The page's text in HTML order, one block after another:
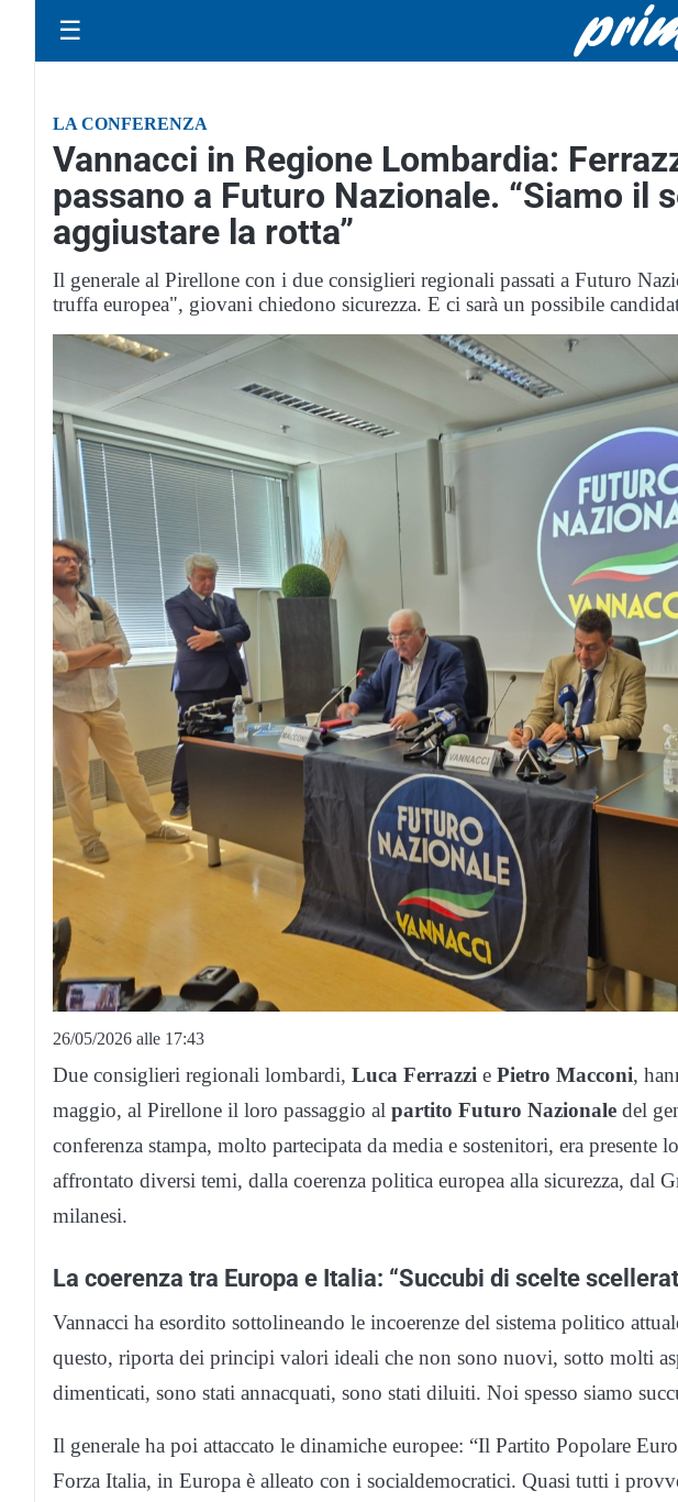
☰
LA CONFERENZA
Vannacci in Regione Lombardia:
passano a Futuro Nazionale. “Siamo il
aggiustare la rotta”
Il generale al Pirellone con i due consiglieri regionali passati a Futuro
truffa europea", giovani chiedono sicurezza. E ci sarà un possibile
26/05/2026 alle 17:43
Due consiglieri regionali lombardi, Luca Ferrazzi e Pietro Macconi,
maggio, al Pirellone il loro passaggio al partito Futuro Nazionale del
conferenza stampa, molto partecipata da media e sostenitori, era presente
affrontato diversi temi, dalla coerenza politica europea alla sicurezza, dal
milanesi.
La coerenza tra Europa e Italia: “Succubi di scelte
Vannacci ha esordito sottolineando le incoerenze del sistema politico
questo, riporta dei principi valori ideali che non sono nuovi, sotto molti
dimenticati, sono stati annacquati, sono stati diluiti. Noi spesso siamo
Il generale ha poi attaccato le dinamiche europee: “Il Partito Popolare
Forza Italia, in Europa è alleato con i socialdemocratici. Quasi tutti i